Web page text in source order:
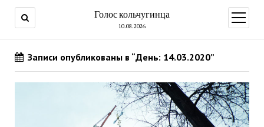
Голос кольчугинца
10.08.2026
меню
Записи опубликованы в “День: 14.03.2020”